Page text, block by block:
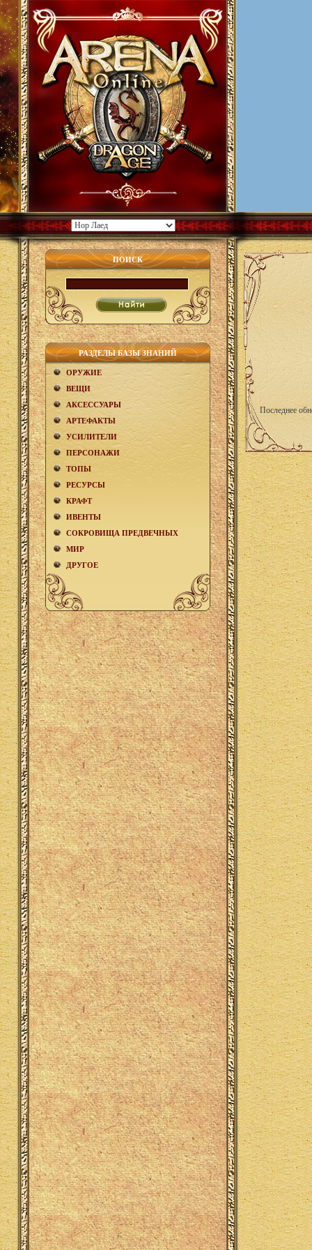
ПОИСК
РАЗДЕЛЫ БАЗЫ ЗНАНИЙ
ОРУЖИЕ
ВЕЩИ
АКCЕСCУАРЫ
АРТЕФАКТЫ
УСИЛИТЕЛИ
ПЕРСОНАЖИ
ТОПЫ
РЕСУРСЫ
КРАФТ
ИВЕНТЫ
СОКРОВИЩА ПРЕДВЕЧНЫХ
МИР
ДРУГОЕ
Последнее